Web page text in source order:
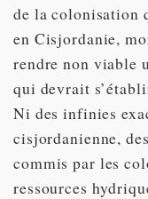
de la colonisation
en Cisjordanie,
rendre non viable
qui devrait
Ni des infinies
cisjordanienne,
commis par les
ressources